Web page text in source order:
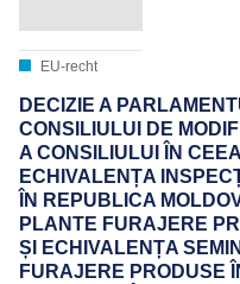
EU-recht
DECIZIE A
CONSILIULUI DE
A CONSILIULUI ÎN
ECHIVALENȚA
ÎN REPUBLICA
PLANTE FURAJERE
ȘI ECHIVALENȚA
FURAJERE PRODUSE